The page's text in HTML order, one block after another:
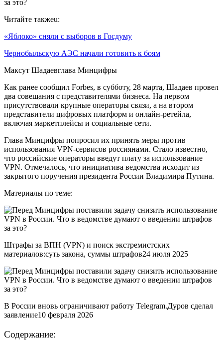
Читайте такжеu:
«Яблоко» сняли с выборов в Госдуму
Чернобыльскую АЭС начали готовить к боям
Максут Шадаевглава Минцифры
Как ранее сообщил Forbes, в субботу, 28 марта, Шадаев провел
два совещания с представителями бизнеса. На первом
присутствовали крупные операторы связи, а на втором
представители цифровых платформ и онлайн-ретейла,
включая маркетплейсы и социальные сети.
Глава Минцифры попросил их принять меры против
использования VPN-сервисов россиянами. Стало известно,
что российские операторы введут плату за использование
VPN. Отмечалось, что инициатива ведомства исходит из
закрытого поручения президента России Владимира Путина.
Материалы по теме:
Штрафы за ВПН (VPN) и поиск экстремистских
материалов:суть закона, суммы штрафов24 июля 2025
В России вновь ограничивают работу Telegram.Дуров сделал
заявление10 февраля 2026
Содержание: